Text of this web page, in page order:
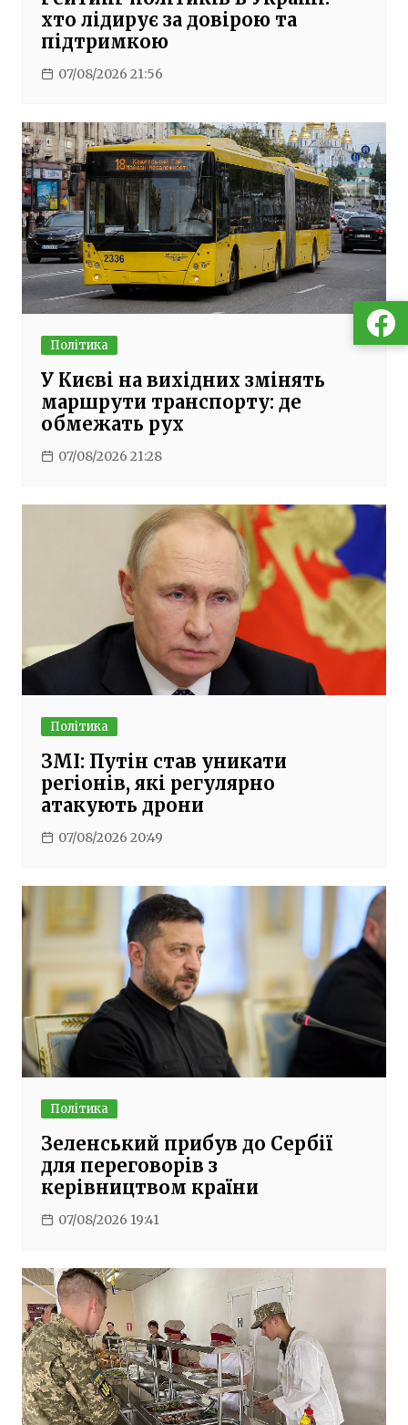
хто лідирує за довірою та
підтримкою
07/08/2026 21:56
Політика
У Києві на вихідних змінять
маршрути транспорту: де
обмежать рух
07/08/2026 21:28
Політика
ЗМІ: Путін став уникати
регіонів, які регулярно
атакують дрони
07/08/2026 20:49
Політика
Зеленський прибув до Сербії
для переговорів з
керівництвом країни
07/08/2026 19:41